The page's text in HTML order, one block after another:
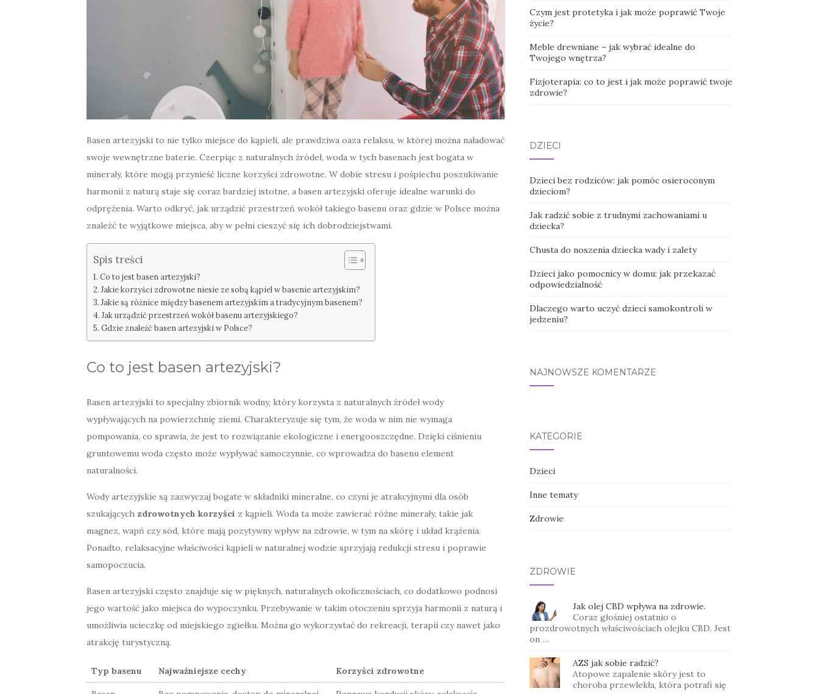
Basen artezyjski to nie tylko miejsce do kąpieli, ale prawdziwa oaza relaksu, w której można naładować
swoje wewnętrzne baterie. Czerpiąc z naturalnych źródeł, woda w tych basenach jest bogata w
minerały, które mogą przynieść liczne korzyści zdrowotne. W dobie stresu i pośpiechu poszukiwanie
harmonii z naturą staje się coraz bardziej istotne, a basen artezyjski oferuje idealne warunki do
odprężenia. Warto odkryć, jak urządzić przestrzeń wokół takiego basenu oraz gdzie w Polsce można
znaleźć te wyjątkowe miejsca, aby w pełni cieszyć się ich dobrodziejstwami.
Spis treści
Co to jest basen artezyjski?
Jakie korzyści zdrowotne niesie ze sobą kąpiel w basenie artezyjskim?
Jakie są różnice między basenem artezyjskim a tradycyjnym basenem?
Jak urządzić przestrzeń wokół basenu artezyjskiego?
Gdzie znaleźć basen artezyjski w Polsce?
Co to jest basen artezyjski?
Basen artezyjski to specjalny zbiornik wodny, który korzysta z naturalnych źródeł wody
wypływających na powierzchnię ziemi. Charakteryzuje się tym, że woda w nim nie wymaga
pompowania, co sprawia, że jest to rozwiązanie ekologiczne i energooszczędne. Dzięki ciśnieniu
gruntowemu woda często może wypływać samoczynnie, co wprowadza do basenu element
naturalności.
Wody artezyjskie są zazwyczaj bogate w składniki mineralne, co czyni je atrakcyjnymi dla osób
szukających zdrowotnych korzyści z kąpieli. Woda ta może zawierać różne minerały, takie jak
magnez, wapń czy sód, które mają pozytywny wpływ na zdrowie, w tym na skórę i układ krążenia.
Ponadto, relaksacyjne właściwości kąpieli w naturalnej wodzie sprzyjają redukcji stresu i poprawie
samopoczucia.
Basen artezyjski często znajduje się w pięknych, naturalnych okolicznościach, co dodatkowo podnosi
jego wartość jako miejsca do wypoczynku. Przebywanie w takim otoczeniu sprzyja harmonii z naturą i
umożliwia ucieczkę od miejskiego zgiełku. Można go wykorzystać do rekreacji, terapii czy nawet jako
atrakcję turystyczną.
Typ basenu Najważniejsze cechy Korzyści zdrowotne
Czym jest protetyka i jak może poprawić Twoje
życie?
Meble drewniane – jak wybrać idealne do
Twojego wnętrza?
Fizjoterapia: co to jest i jak może poprawić twoje
zdrowie?
DZIECI
Dzieci bez rodziców: jak pomóc osieroconym
dzieciom?
Jak radzić sobie z trudnymi zachowaniami u
dziecka?
Chusta do noszenia dziecka wady i zalety
Dzieci jako pomocnicy w domu: jak przekazać
odpowiedzialność
Dlaczego warto uczyć dzieci samokontroli w
jedzeniu?
NAJNOWSZE KOMENTARZE
KATEGORIE
Dzieci
Inne tematy
Zdrowie
ZDROWIE
Jak olej CBD wpływa na zdrowie.
Coraz głośniej ostatnio o
prozdrowotnych właściwościach olejku CBD. Jest
on …
AZS jak sobie radzić?
Atopowe zapalenie skóry jest to
choroba przewlekła, która potrafi się